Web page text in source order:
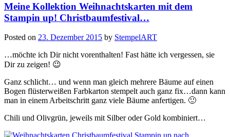
Meine Kollektion Weihnachtskarten mit dem
Stampin up! Christbaumfestival…
Posted on 23. Dezember 2015 by StempelART
…möchte ich Dir nicht vorenthalten! Fast hätte ich vergessen, sie
Dir zu zeigen! 😉
Ganz schlicht… und wenn man gleich mehrere Bäume auf einen
Bogen flüsterweißen Farbkarton stempelt auch ganz fix…dann kann
man in einem Arbeitschritt ganz viele Bäume anfertigen. 🙂
Chili und Olivgrün, jeweils mit Silber oder Gold kombiniert…